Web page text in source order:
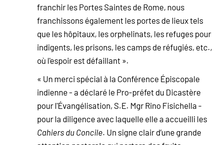
franchir les Portes Saintes de Rome, nous
franchissons également les portes de lieux tels
que les hôpitaux, les orphelinats, les refuges pour
indigents, les prisons, les camps de réfugiés, etc.,
où l'espoir est défaillant ».
« Un merci spécial à la Conférence Épiscopale
indienne - a déclaré le Pro-préfet du Dicastère
pour l'Évangélisation, S.E. Mgr Rino Fisichella -
pour la diligence avec laquelle elle a accueilli les
Cahiers du Concile. Un signe clair d’une grande